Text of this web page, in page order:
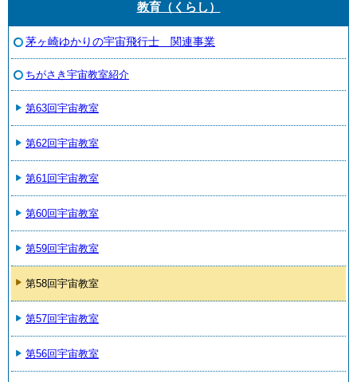
教育（くらし）
茅ヶ崎ゆかりの宇宙飛行士 関連事業
ちがさき宇宙教室紹介
第63回宇宙教室
第62回宇宙教室
第61回宇宙教室
第60回宇宙教室
第59回宇宙教室
第58回宇宙教室
第57回宇宙教室
第56回宇宙教室